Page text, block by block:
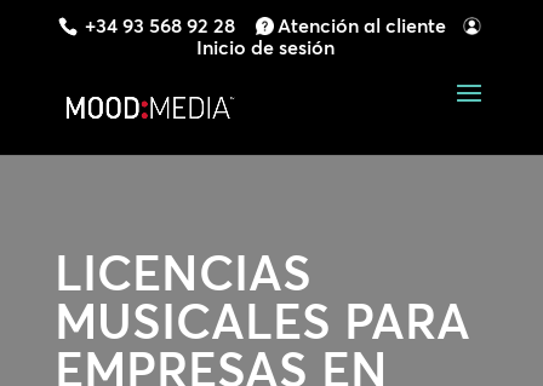
+34 93 568 92 28
Atención al cliente
Inicio de sesión
LICENCIAS
MUSICALES PARA
EMPRESAS EN